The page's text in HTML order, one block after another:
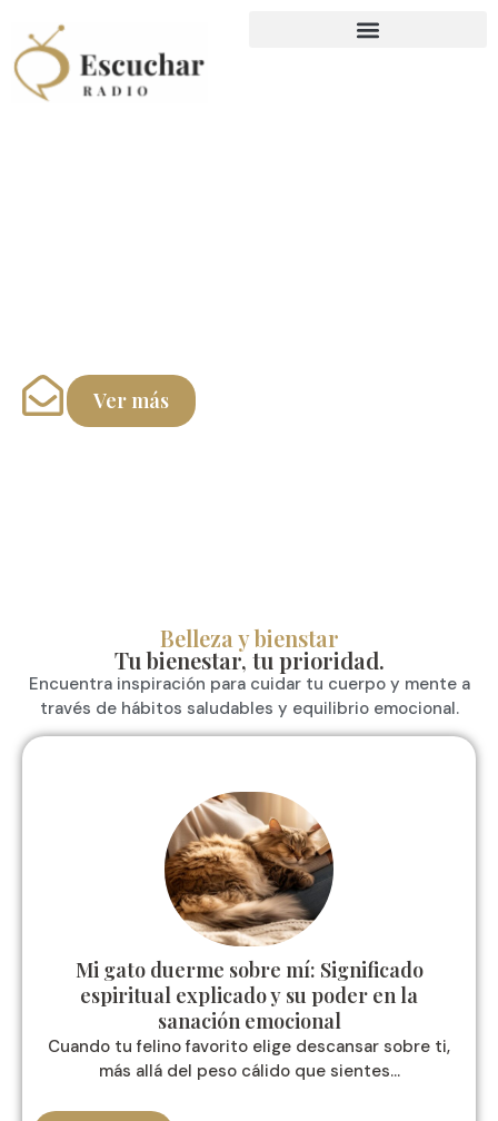
Ver más
Belleza y bienstar
Tu bienestar, tu prioridad.
Encuentra inspiración para cuidar tu cuerpo y mente a
través de hábitos saludables y equilibrio emocional.
Mi gato duerme sobre mí: Significado
espiritual explicado y su poder en la
sanación emocional
Cuando tu felino favorito elige descansar sobre ti,
más allá del peso cálido que sientes...